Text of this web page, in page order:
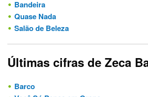
Bandeira
Quase Nada
Salão de Beleza
Últimas cifras de Zeca
Barco